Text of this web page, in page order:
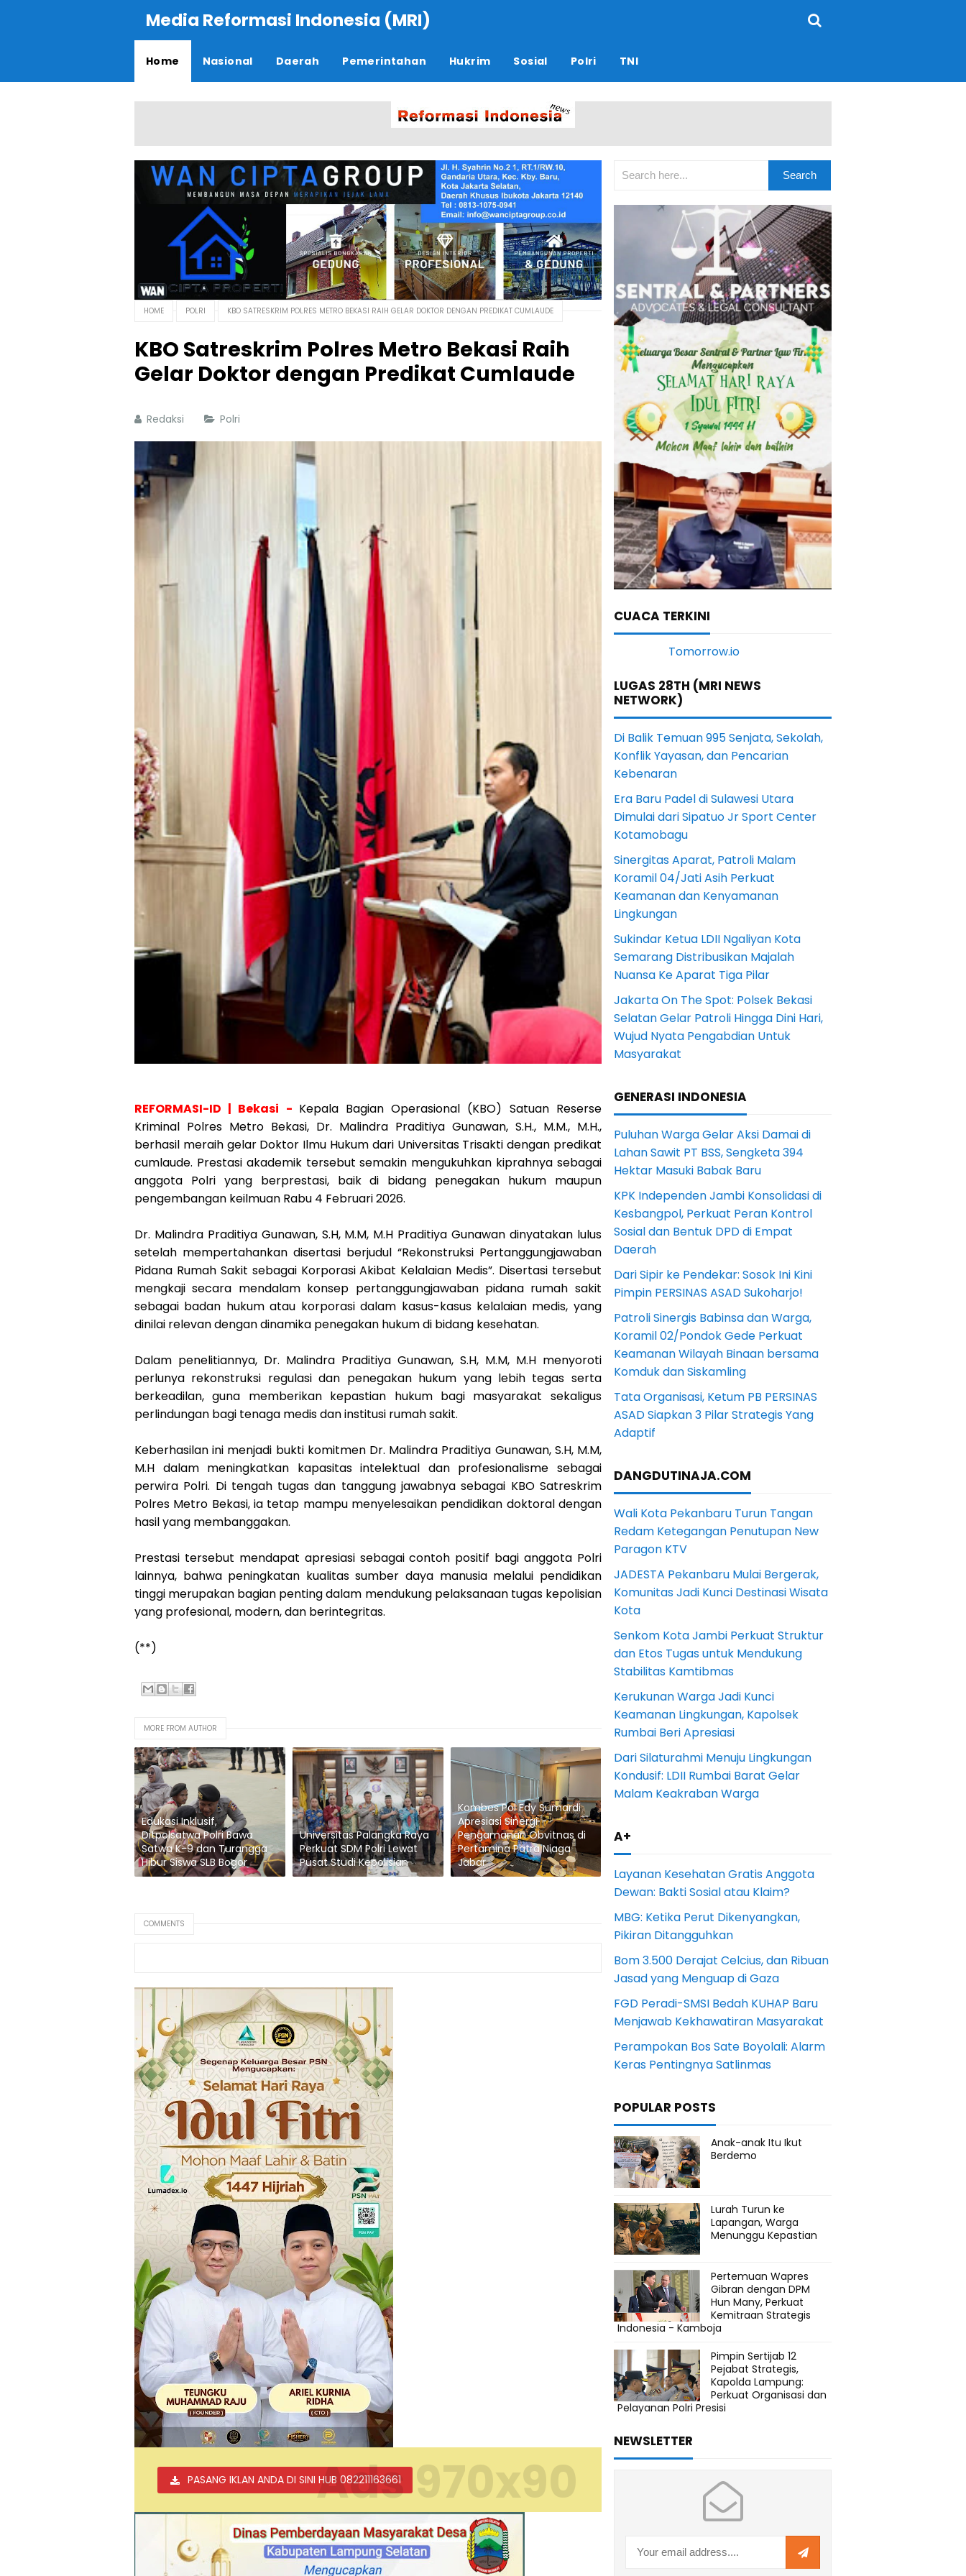
Media Reformasi Indonesia (MRI)
Home Nasional Daerah Pemerintahan Hukrim Sosial Polri TNI
HOME POLRI KBO SATRESKRIM POLRES METRO BEKASI RAIH GELAR DOKTOR DENGAN PREDIKAT CUMLAUDE
KBO Satreskrim Polres Metro Bekasi Raih
Gelar Doktor dengan Predikat Cumlaude
Redaksi Polri
REFORMASI-ID | Bekasi - Kepala Bagian Operasional (KBO) Satuan Reserse
Kriminal Polres Metro Bekasi, Dr. Malindra Praditiya Gunawan, S.H., M.M., M.H.,
berhasil meraih gelar Doktor Ilmu Hukum dari Universitas Trisakti dengan predikat
cumlaude. Prestasi akademik tersebut semakin mengukuhkan kiprahnya sebagai
anggota Polri yang berprestasi, baik di bidang penegakan hukum maupun
pengembangan keilmuan Rabu 4 Februari 2026.
Dr. Malindra Praditiya Gunawan, S.H, M.M, M.H Praditiya Gunawan dinyatakan lulus
setelah mempertahankan disertasi berjudul “Rekonstruksi Pertanggungjawaban
Pidana Rumah Sakit sebagai Korporasi Akibat Kelalaian Medis”. Disertasi tersebut
mengkaji secara mendalam konsep pertanggungjawaban pidana rumah sakit
sebagai badan hukum atau korporasi dalam kasus-kasus kelalaian medis, yang
dinilai relevan dengan dinamika penegakan hukum di bidang kesehatan.
Dalam penelitiannya, Dr. Malindra Praditiya Gunawan, S.H, M.M, M.H menyoroti
perlunya rekonstruksi regulasi dan penegakan hukum yang lebih tegas serta
berkeadilan, guna memberikan kepastian hukum bagi masyarakat sekaligus
perlindungan bagi tenaga medis dan institusi rumah sakit.
Keberhasilan ini menjadi bukti komitmen Dr. Malindra Praditiya Gunawan, S.H, M.M,
M.H dalam meningkatkan kapasitas intelektual dan profesionalisme sebagai
perwira Polri. Di tengah tugas dan tanggung jawabnya sebagai KBO Satreskrim
Polres Metro Bekasi, ia tetap mampu menyelesaikan pendidikan doktoral dengan
hasil yang membanggakan.
Prestasi tersebut mendapat apresiasi sebagai contoh positif bagi anggota Polri
lainnya, bahwa peningkatan kualitas sumber daya manusia melalui pendidikan
tinggi merupakan bagian penting dalam mendukung pelaksanaan tugas kepolisian
yang profesional, modern, dan berintegritas.
(**)
MORE FROM AUTHOR
Edukasi Inklusif,
Ditpolsatwa Polri Bawa
Satwa K-9 dan Turangga
Hibur Siswa SLB Bogor
Universitas Palangka Raya
Perkuat SDM Polri Lewat
Pusat Studi Kepolisian
Kombes Pol Edy Sumardi
Apresiasi Sinergi
Pengamanan Obvitnas di
Pertamina Patra Niaga
Jabar
COMMENTS
PASANG IKLAN ANDA DI SINI HUB 082211163661Ads 970x90
CUACA TERKINI
LUGAS 28TH (MRI NEWS
NETWORK)
Di Balik Temuan 995 Senjata, Sekolah,
Konflik Yayasan, dan Pencarian
Kebenaran
Era Baru Padel di Sulawesi Utara
Dimulai dari Sipatuo Jr Sport Center
Kotamobagu
Sinergitas Aparat, Patroli Malam
Koramil 04/Jati Asih Perkuat
Keamanan dan Kenyamanan
Lingkungan
Sukindar Ketua LDII Ngaliyan Kota
Semarang Distribusikan Majalah
Nuansa Ke Aparat Tiga Pilar
Jakarta On The Spot: Polsek Bekasi
Selatan Gelar Patroli Hingga Dini Hari,
Wujud Nyata Pengabdian Untuk
Masyarakat
GENERASI INDONESIA
Puluhan Warga Gelar Aksi Damai di
Lahan Sawit PT BSS, Sengketa 394
Hektar Masuki Babak Baru
KPK Independen Jambi Konsolidasi di
Kesbangpol, Perkuat Peran Kontrol
Sosial dan Bentuk DPD di Empat
Daerah
Dari Sipir ke Pendekar: Sosok Ini Kini
Pimpin PERSINAS ASAD Sukoharjo!
Patroli Sinergis Babinsa dan Warga,
Koramil 02/Pondok Gede Perkuat
Keamanan Wilayah Binaan bersama
Komduk dan Siskamling
Tata Organisasi, Ketum PB PERSINAS
ASAD Siapkan 3 Pilar Strategis Yang
Adaptif
DANGDUTINAJA.COM
Wali Kota Pekanbaru Turun Tangan
Redam Ketegangan Penutupan New
Paragon KTV
JADESTA Pekanbaru Mulai Bergerak,
Komunitas Jadi Kunci Destinasi Wisata
Kota
Senkom Kota Jambi Perkuat Struktur
dan Etos Tugas untuk Mendukung
Stabilitas Kamtibmas
Kerukunan Warga Jadi Kunci
Keamanan Lingkungan, Kapolsek
Rumbai Beri Apresiasi
Dari Silaturahmi Menuju Lingkungan
Kondusif: LDII Rumbai Barat Gelar
Malam Keakraban Warga
A+
Layanan Kesehatan Gratis Anggota
Dewan: Bakti Sosial atau Klaim?
MBG: Ketika Perut Dikenyangkan,
Pikiran Ditangguhkan
Bom 3.500 Derajat Celcius, dan Ribuan
Jasad yang Menguap di Gaza
FGD Peradi-SMSI Bedah KUHAP Baru
Menjawab Kekhawatiran Masyarakat
Perampokan Bos Sate Boyolali: Alarm
Keras Pentingnya Satlinmas
POPULAR POSTS
Anak-anak Itu Ikut
Berdemo
Lurah Turun ke
Lapangan, Warga
Menunggu Kepastian
Pertemuan Wapres
Gibran dengan DPM
Hun Many, Perkuat
Kemitraan Strategis
Indonesia - Kamboja
Pimpin Sertijab 12
Pejabat Strategis,
Kapolda Lampung:
Perkuat Organisasi dan
Pelayanan Polri Presisi
NEWSLETTER